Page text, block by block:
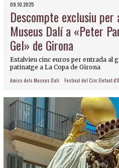
09.10.2025
Descompte exclusiu per
Museus Dalí a «Peter
Gel» de Girona
Estalvieu cinc euros per entrada al
patinatge a La Copa de Girona
Amics dels Museus Dalí Festival del Circ Elefant